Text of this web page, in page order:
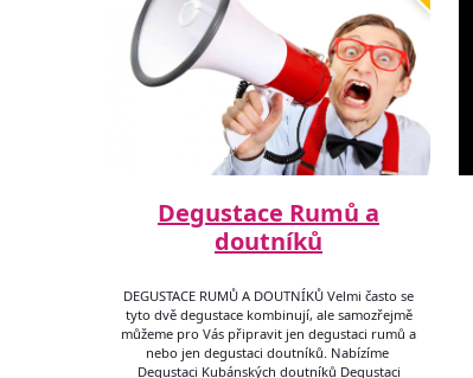
Degustace Rumů a
doutníků
DEGUSTACE RUMŮ A DOUTNÍKŮ Velmi často se
tyto dvě degustace kombinují, ale samozřejmě
můžeme pro Vás připravit jen degustaci rumů a
nebo jen degustaci doutníků. Nabízíme
Degustaci Kubánských doutníků Degustaci